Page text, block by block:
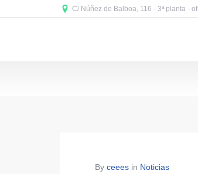
C/ Núñez de Balboa, 116 - 3ª planta -
By ceees in Noticias